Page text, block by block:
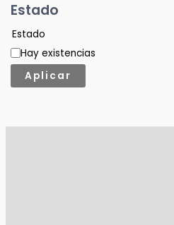
Estado
Estado
Hay existencias
Aplicar